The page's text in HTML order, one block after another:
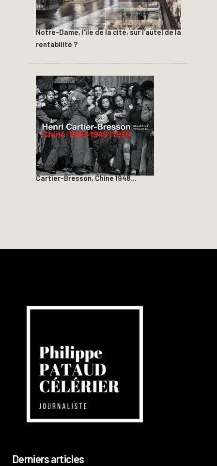
Notre-Dame, l’île de la cité, sur l’autel de la
rentabilité ?
Cartier-Bresson, Chine 1948…
Derniers articles